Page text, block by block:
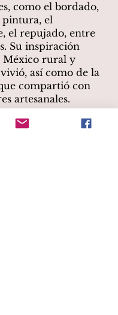
como el bordado,
pintura, el
el repujado, entre
Su inspiración
México rural y
así como de la
compartió con
artesanales.